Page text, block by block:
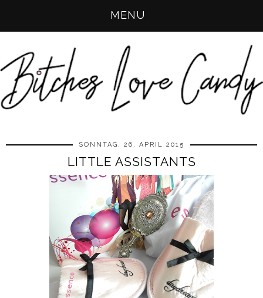
MENU
SONNTAG, 26. APRIL 2015
LITTLE ASSISTANTS